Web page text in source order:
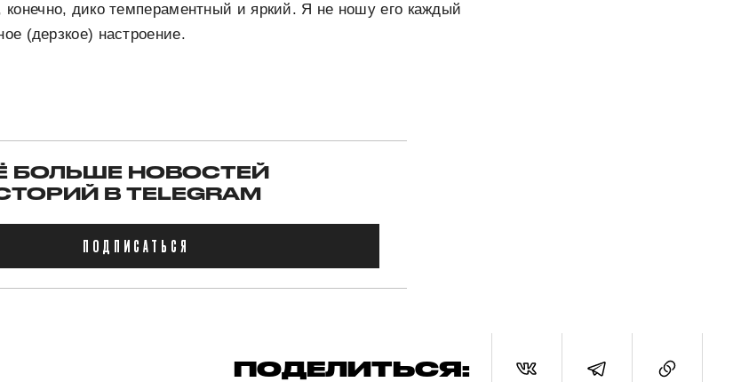
дико темпераментный и яркий. Я не ношу его каждый
(дерзкое) настроение.
БОЛЬШЕ НОВОСТЕЙ
В TELEGRAM
ПОДПИСАТЬСЯ
ПОДЕЛИТЬСЯ: